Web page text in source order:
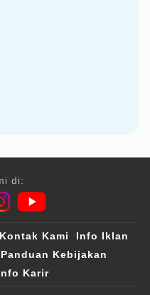
di:
Kontak Kami
Info Iklan
Panduan Kebijakan
Karir